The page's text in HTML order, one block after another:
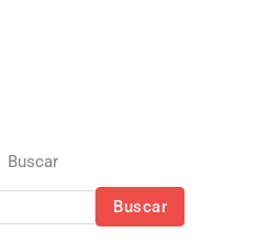
Buscar
Buscar